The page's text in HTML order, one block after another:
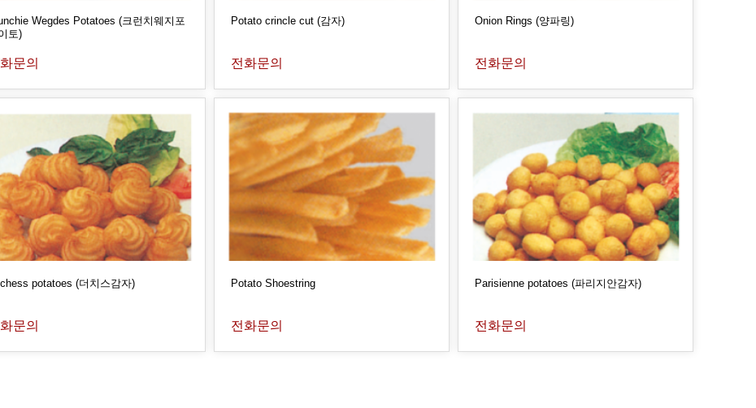
Wegdes Potatoes (크런치웨지포
토)
문의
Potato crincle cut (감자)
전화문의
Onion Rings (양파링)
전화문의
potatoes (더치스감자)
문의
Potato Shoestring
전화문의
Parisienne potatoes (파리지안감자)
전화문의